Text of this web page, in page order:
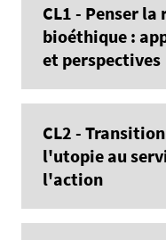
CL1 - Penser la
bioéthique :
et perspectives
CL2 -
l'utopie au
l'action